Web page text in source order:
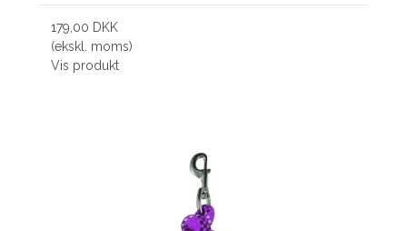
179,00 DKK
(ekskl. moms)
Vis produkt